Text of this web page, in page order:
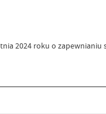
2024 roku o